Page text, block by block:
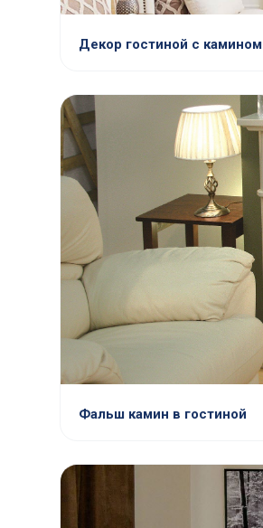
Декор гостиной с камином
Фальш камин в гостиной